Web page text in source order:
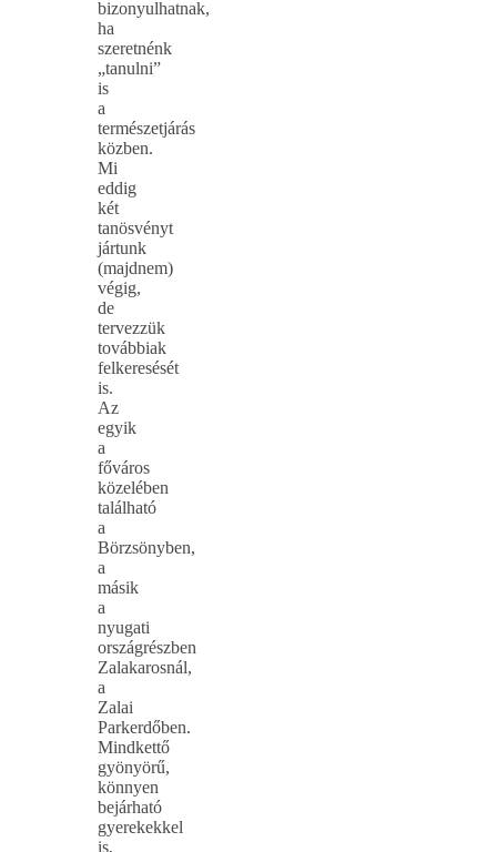
bizonyulhatnak,
ha
szeretnénk
„tanulni”
is
a
természetjárás
közben.
Mi
eddig
két
tanösvényt
jártunk
(majdnem)
végig,
de
tervezzük
továbbiak
felkeresését
is.
Az
egyik
a
főváros
közelében
található
a
Börzsönyben,
a
másik
a
nyugati
országrészben
Zalakarosnál,
a
Zalai
Parkerdőben.
Mindkettő
gyönyörű,
könnyen
bejárható
gyerekekkel
is,